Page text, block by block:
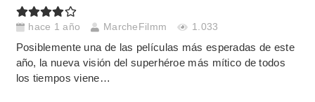
hace 1 año MarcheFilmm 1.033
Posiblemente una de las películas más esperadas de este
año, la nueva visión del superhéroe más mítico de todos
los tiempos viene…